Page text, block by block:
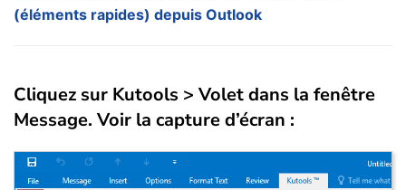
(éléments rapides) depuis Outlook
Cliquez sur Kutools > Volet dans la fenêtre
Message. Voir la capture d’écran :